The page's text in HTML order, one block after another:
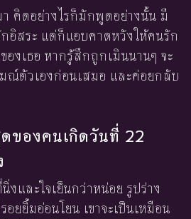
า คิดอย่างไรก็มักพูดอย่างนั้น มี
อิสระ แต่ก็แอบคาดหวังให้คนรัก
องเธอ หากรู้สึกถูกเมินนานๆ จะ
มณ์ตัวเองก่อนเสมอ และค่อยกลับ
ของคนเกิดวันที่ 22
และใจเย็นกว่าหน่อย รูปร่าง
ยยิ้มอ่อนโยน เขาจะเป็นเหมือน